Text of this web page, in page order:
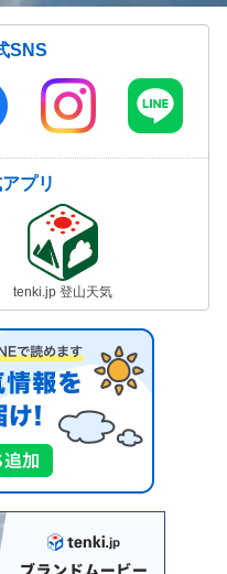
SNS
プリ
tenki.jp 登山天気